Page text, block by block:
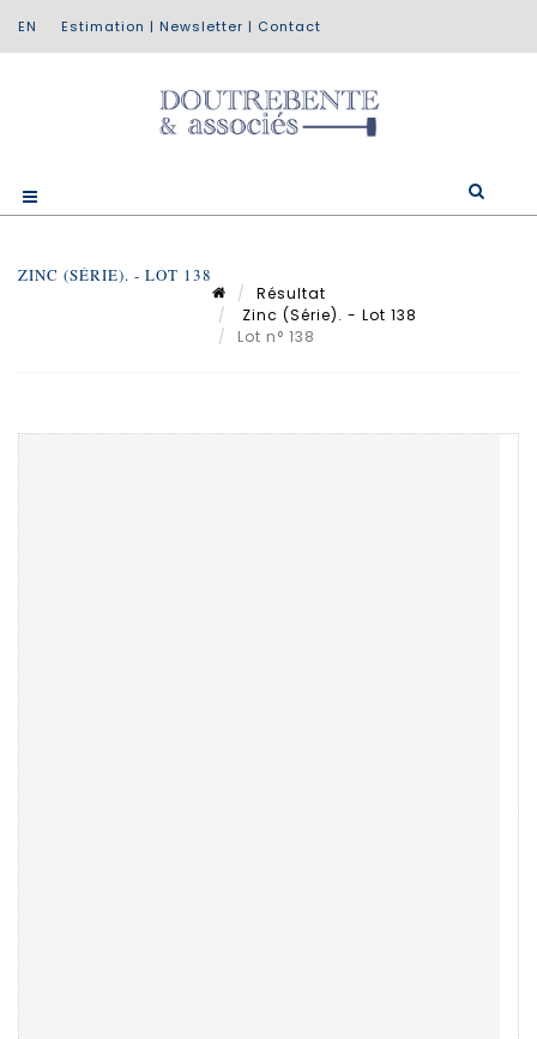
Estimation | Newsletter | Contact
ZINC (SÉRIE). - LOT 138
Résultat
Zinc (Série). - Lot 138
Lot n° 138